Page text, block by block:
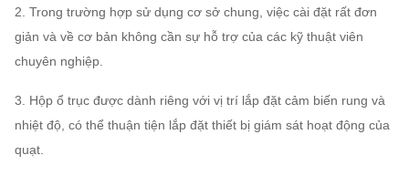
Máy thổi ly
Hệ thống
cấu hình
tác
SS316, HG785, DB685 ...
Vỏ, nón khí,
không khí
2. Trong trường hợp sử dụng cơ sở chung, việc cài đặt rất đơn
giản và về cơ bản không cần sự hỗ trợ của các kỹ thuật viên
chuyên nghiệp.
3. Hộp ổ trục được dành riêng với vị trí lắp đặt cảm biến rung và
nhiệt độ, có thể thuận tiện lắp đặt thiết bị giám sát hoạt động của
quạt.